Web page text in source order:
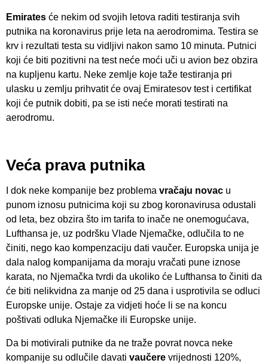
Emirates će nekim od svojih letova raditi testiranja svih
putnika na koronavirus prije leta na aerodromima. Testira se
krv i rezultati testa su vidljivi nakon samo 10 minuta. Putnici
koji će biti pozitivni na test neće moći uči u avion bez obzira
na kupljenu kartu. Neke zemlje koje taže testiranja pri
ulasku u zemlju prihvatit će ovaj Emiratesov test i certifikat
koji će putnik dobiti, pa se isti neće morati testirati na
aerodromu.
Veća prava putnika
I dok neke kompanije bez problema vračaju novac u
punom iznosu putnicima koji su zbog koronavirusa odustali
od leta, bez obzira što im tarifa to inače ne onemogućava,
Lufthansa je, uz podršku Vlade Njemačke, odlučila to ne
činiti, nego kao kompenzaciju dati vaučer. Europska unija je
dala nalog kompanijama da moraju vračati pune iznose
karata, no Njemačka tvrdi da ukoliko će Lufthansa to činiti da
će biti nelikvidna za manje od 25 dana i usprotivila se odluci
Europske unije. Ostaje za vidjeti hoće li se na koncu
poštivati odluka Njemačke ili Europske unije.
Da bi motivirali putnike da ne traže povrat novca neke
kompanije su odlučile davati vaučere vrijednosti 120%,